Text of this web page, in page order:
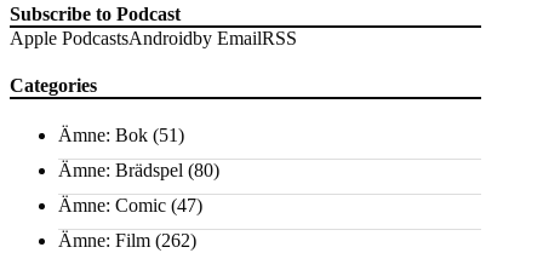
Subscribe to Podcast
Apple PodcastsAndroidby EmailRSS
Categories
Ämne: Bok (51)
Ämne: Brädspel (80)
Ämne: Comic (47)
Ämne: Film (262)